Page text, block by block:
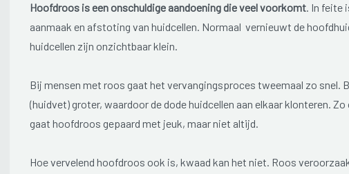
Hoofdroos is een onschuldige aandoening die veel voorkomt. In feite
aanmaak en afstoting van huidcellen. Normaal vernieuwt de
huidcellen zijn onzichtbaar klein.
Bij mensen met roos gaat het vervangingsproces tweemaal zo snel.
(huidvet) groter, waardoor de dode huidcellen aan elkaar klonteren.
gaat hoofdroos gepaard met jeuk, maar niet altijd.
Hoe vervelend hoofdroos ook is, kwaad kan het niet. Roos